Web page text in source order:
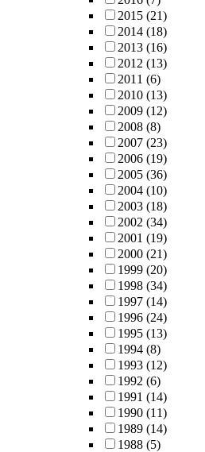
2015 (21)
2014 (18)
2013 (16)
2012 (13)
2011 (6)
2010 (13)
2009 (12)
2008 (8)
2007 (23)
2006 (19)
2005 (36)
2004 (10)
2003 (18)
2002 (34)
2001 (19)
2000 (21)
1999 (20)
1998 (34)
1997 (14)
1996 (24)
1995 (13)
1994 (8)
1993 (12)
1992 (6)
1991 (14)
1990 (11)
1989 (14)
1988 (5)